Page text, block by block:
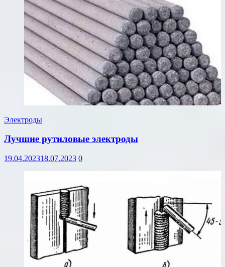
Электроды
Лучшие рутиловые электроды
19.04.202318.07.2023 0